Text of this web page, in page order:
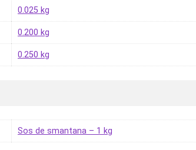
0.025 kg
0.200 kg
0.250 kg
Sos de smantana – 1 kg